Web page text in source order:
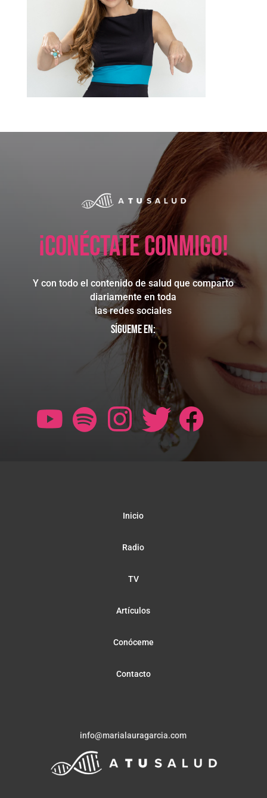
¡Conéctate conmigo!
Y con todo el contenido de salud que comparto
diariamente en toda
las redes sociales
Sígueme en:
Inicio
Radio
TV
Artículos
Conóceme
Contacto
info@marialauragarcia.com